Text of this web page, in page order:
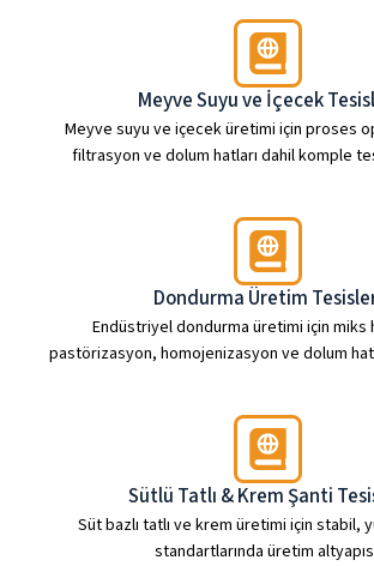
Meyve Suyu ve İçecek
Meyve suyu ve içecek üretimi için proses
filtrasyon ve dolum hatları dahil komple
Dondurma Üretim
Endüstriyel dondurma üretimi için miks
pastörizasyon, homojenizasyon ve dolum
Sütlü Tatlı & Krem Şanti
Süt bazlı tatlı ve krem üretimi için stabil,
standartlarında üretim